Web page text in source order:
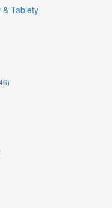
Tablety